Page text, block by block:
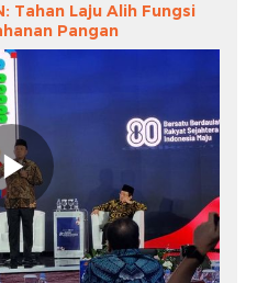
Tahan Laju Alih Fungsi
Pangan